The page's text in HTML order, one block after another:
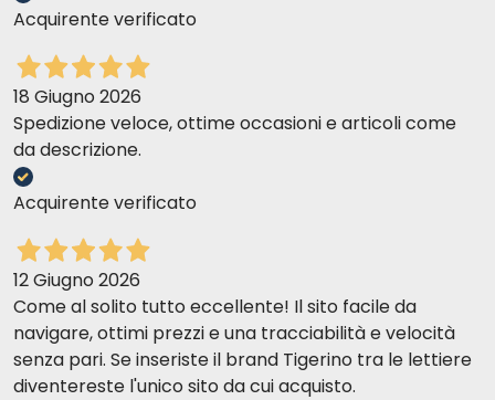
Acquirente verificato
18 Giugno 2026
Spedizione veloce, ottime occasioni e articoli come
da descrizione.
Acquirente verificato
12 Giugno 2026
Come al solito tutto eccellente! Il sito facile da
navigare, ottimi prezzi e una tracciabilità e velocità
senza pari. Se inseriste il brand Tigerino tra le lettiere
diventereste l'unico sito da cui acquisto.